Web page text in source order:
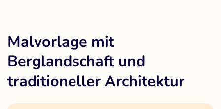
Malvorlage mit
Berglandschaft und
traditioneller Architektur